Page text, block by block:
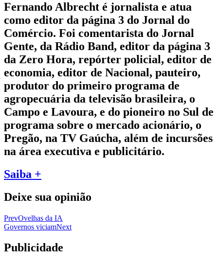
Fernando Albrecht é jornalista e atua
como editor da página 3 do Jornal do
Comércio. Foi comentarista do Jornal
Gente, da Rádio Band, editor da página 3
da Zero Hora, repórter policial, editor de
economia, editor de Nacional, pauteiro,
produtor do primeiro programa de
agropecuária da televisão brasileira, o
Campo e Lavoura, e do pioneiro no Sul de
programa sobre o mercado acionário, o
Pregão, na TV Gaúcha, além de incursões
na área executiva e publicitário.
Saiba +
Deixe sua opinião
PrevOvelhas da IA
Governos viciamNext
Publicidade